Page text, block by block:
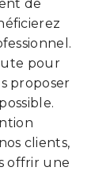
de
pour
proposer
clients,
offrir une